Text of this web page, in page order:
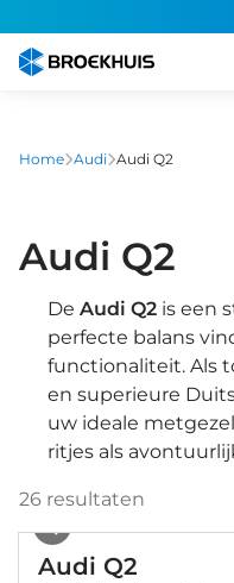
naar
gaan
Home Audi Audi Q2
Audi Q2
De Audi Q2 is een
perfecte balans
functionaliteit. Als
en superieure
uw ideale
ritjes als
26 resultaten
Audi Q2